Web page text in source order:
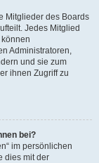
Mitglieder des Boards
Jedes Mitglied
Administratoren,
und sie zum
ihnen Zugriff zu
bei?
im persönlichen
dies mit der